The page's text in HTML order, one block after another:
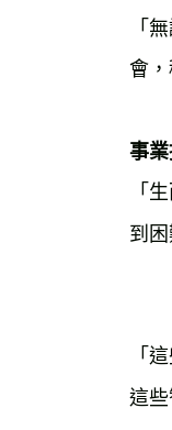
「
會
事
「
到
「
這